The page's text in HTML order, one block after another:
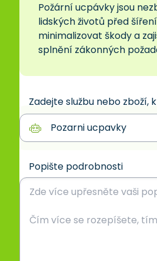
Požární ucpávky jsou
lidských životů před
minimalizovat škody a
splnění zákonných
Zadejte službu nebo zboží,
Popište podrobnosti